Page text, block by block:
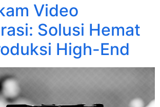
Video
Solusi Hemat
High-End